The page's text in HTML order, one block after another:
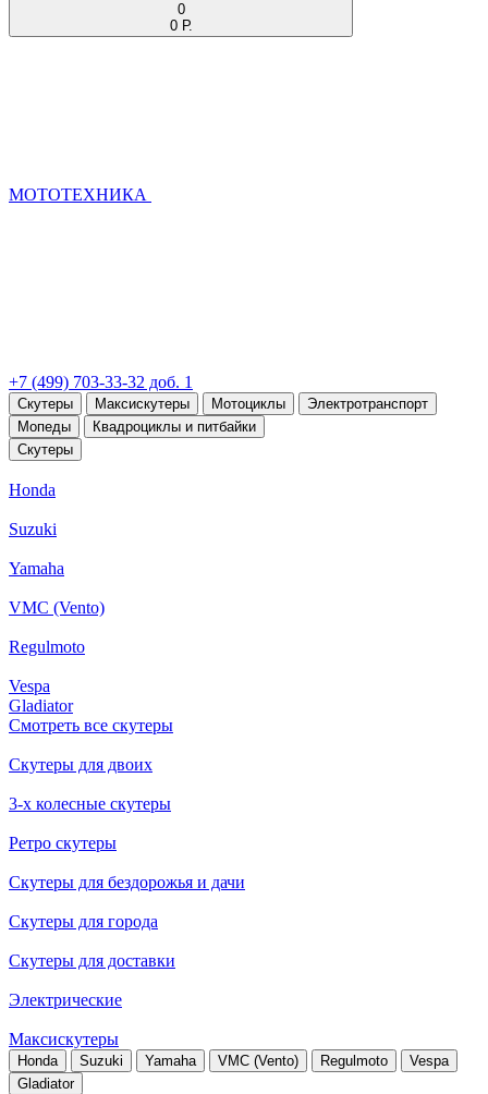
0
0 Р.
МОТОТЕХНИКА
+7 (499) 703-33-32 доб. 1
Скутеры Максискутеры Мотоциклы
Электротранспорт
Мопеды
Квадроциклы и питбайки
Скутеры
Honda
Suzuki
Yamaha
VMC (Vento)
Regulmoto
Vespa
Gladiator
Смотреть все скутеры
Скутеры для двоих
3-х колесные скутеры
Ретро скутеры
Скутеры для бездорожья и дачи
Скутеры для города
Скутеры для доставки
Электрические
Максискутеры
Honda Suzuki Yamaha VMC (Vento) Regulmoto
Vespa
Gladiator